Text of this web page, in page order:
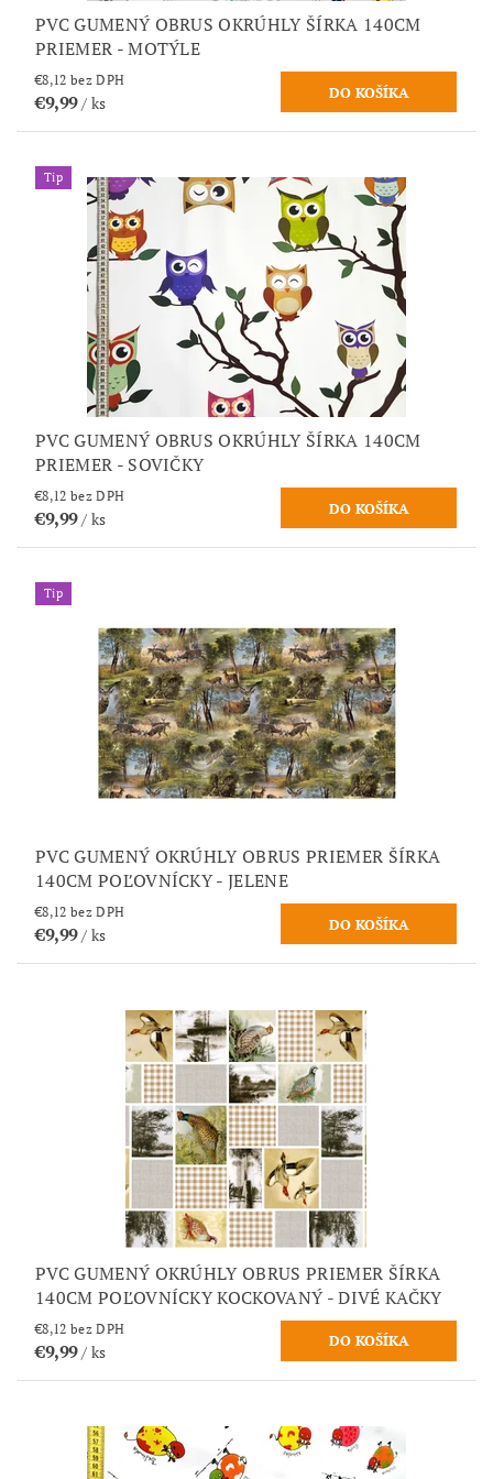
PVC GUMENÝ OBRUS OKRÚHLY ŠÍRKA 140CM
PRIEMER - MOTÝLE
€8,12 bez DPH
€9,99/ ks
Tip
PVC GUMENÝ OBRUS OKRÚHLY ŠÍRKA 140CM
PRIEMER - SOVIČKY
€8,12 bez DPH
€9,99/ ks
Tip
PVC GUMENÝ OKRÚHLY OBRUS PRIEMER ŠÍRKA
140CM POĽOVNÍCKY - JELENE
€8,12 bez DPH
€9,99/ ks
PVC GUMENÝ OKRÚHLY OBRUS PRIEMER ŠÍRKA
140CM POĽOVNÍCKY KOCKOVANÝ - DIVÉ KAČKY
€8,12 bez DPH
€9,99/ ks